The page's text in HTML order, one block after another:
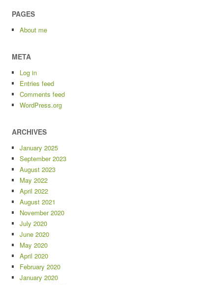
PAGES
About me
META
Log in
Entries feed
Comments feed
WordPress.org
ARCHIVES
January 2025
September 2023
August 2023
May 2022
April 2022
August 2021
November 2020
July 2020
June 2020
May 2020
April 2020
February 2020
January 2020